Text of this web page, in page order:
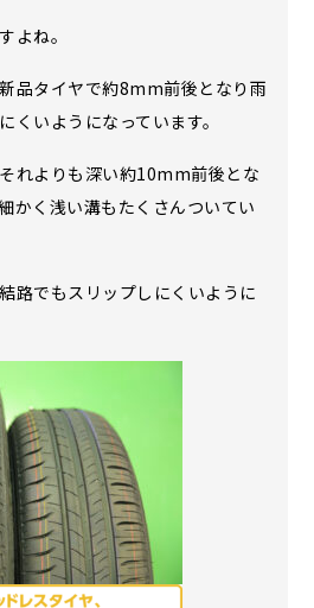
よね。
品タイヤで約8mm前後となり雨
くいようになっています。
れよりも深い約10mm前後とな
かく浅い溝もたくさんついてい
路でもスリップしにくいように